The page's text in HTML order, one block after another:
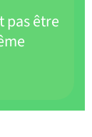
pas être